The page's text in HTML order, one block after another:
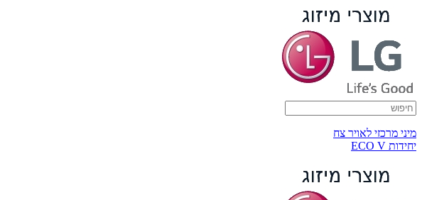
מיני מרכזי לאויר צח
יחידות ECO V